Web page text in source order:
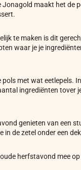
Jonagold maakt het de
te maken is dit
waar je je
pols met wat eetlepels.
ingrediënten tover
genieten van een
in de zetel onder een
herfstavond mee